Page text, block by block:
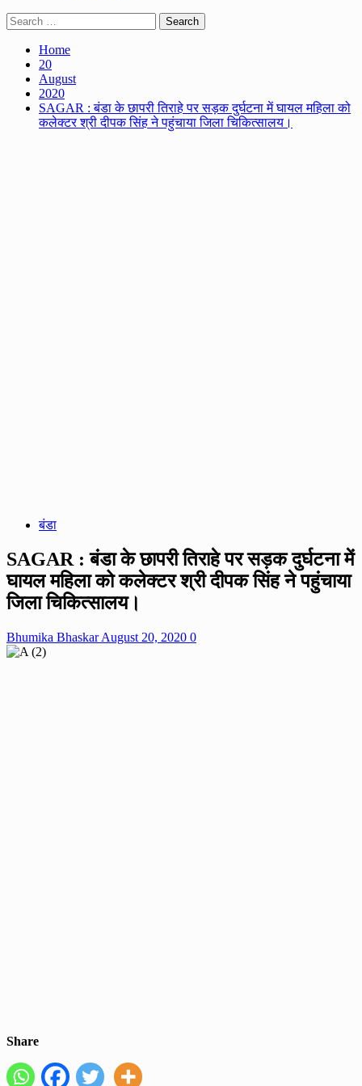
Search
for:
Home
20
August
2020
SAGAR : बंडा के छापरी तिराहे पर सड़क दुर्घटना में घायल महिला को
कलेक्टर श्री दीपक सिंह ने पहुंचाया जिला चिकित्सालय।
बंडा
SAGAR : बंडा के छापरी तिराहे पर सड़क दुर्घटना में
घायल महिला को कलेक्टर श्री दीपक सिंह ने पहुंचाया
जिला चिकित्सालय।
Bhumika BhaskarAugust 20, 2020 0
Share